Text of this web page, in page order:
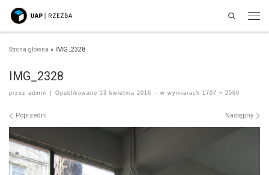
Przejdź do treści
Search
Strona główna » IMG_2328
IMG_2328
przez admin Opublikowano 13 kwietnia 2016 - w wymiarach 1707 × 2560
Nawigacja po obrazach
Poprzedni Następny